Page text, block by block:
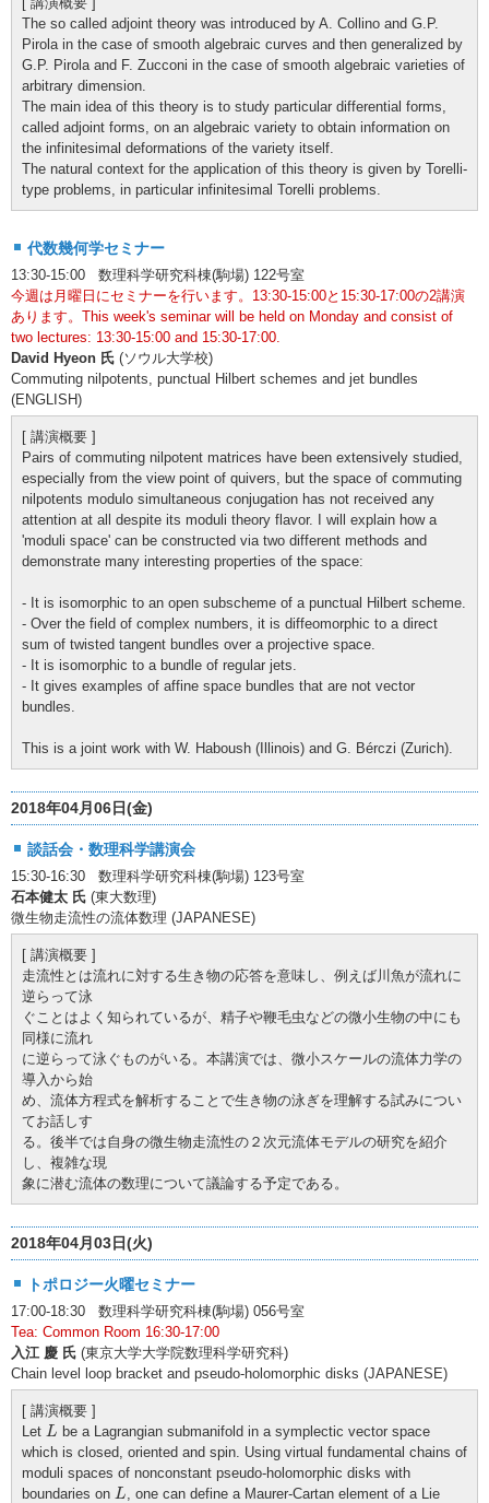
The so called adjoint theory was introduced by A. Collino and G.P.
Pirola in the case of smooth algebraic curves and then generalized by
G.P. Pirola and F. Zucconi in the case of smooth algebraic varieties of
arbitrary dimension.
The main idea of this theory is to study particular differential forms,
called adjoint forms, on an algebraic variety to obtain information on
the infinitesimal deformations of the variety itself.
The natural context for the application of this theory is given by Torelli-
type problems, in particular infinitesimal Torelli problems.
代数幾何学セミナー
13:30-15:00 数理科学研究科棟(駒場) 122号室
今週は月曜日にセミナーを行います。13:30-15:00と15:30-17:00の2講演
あります。This week's seminar will be held on Monday and consist of
two lectures: 13:30-15:00 and 15:30-17:00.
David Hyeon 氏 (ソウル大学校)
Commuting nilpotents, punctual Hilbert schemes and jet bundles
(ENGLISH)
[ 講演概要 ]
Pairs of commuting nilpotent matrices have been extensively studied,
especially from the view point of quivers, but the space of commuting
nilpotents modulo simultaneous conjugation has not received any
attention at all despite its moduli theory flavor. I will explain how a
'moduli space' can be constructed via two different methods and
demonstrate many interesting properties of the space:
- It is isomorphic to an open subscheme of a punctual Hilbert scheme.
- Over the field of complex numbers, it is diffeomorphic to a direct
sum of twisted tangent bundles over a projective space.
- It is isomorphic to a bundle of regular jets.
- It gives examples of affine space bundles that are not vector
bundles.
This is a joint work with W. Haboush (Illinois) and G. Bérczi (Zurich).
2018年04月06日(金)
談話会・数理科学講演会
15:30-16:30 数理科学研究科棟(駒場) 123号室
石本健太 氏 (東大数理)
微生物走流性の流体数理 (JAPANESE)
[ 講演概要 ]
走流性とは流れに対する生き物の応答を意味し、例えば川魚が流れに
逆らって泳
ぐことはよく知られているが、精子や鞭毛虫などの微小生物の中にも
同様に流れ
に逆らって泳ぐものがいる。本講演では、微小スケールの流体力学の
導入から始
め、流体方程式を解析することで生き物の泳ぎを理解する試みについ
てお話しす
る。後半では自身の微生物走流性の２次元流体モデルの研究を紹介
し、複雑な現
象に潜む流体の数理について議論する予定である。
2018年04月03日(火)
トポロジー火曜セミナー
17:00-18:30 数理科学研究科棟(駒場) 056号室
Tea: Common Room 16:30-17:00
入江 慶 氏 (東京大学大学院数理科学研究科)
Chain level loop bracket and pseudo-holomorphic disks (JAPANESE)
[ 講演概要 ]
Let L
L be a Lagrangian submanifold in a symplectic vector space
which is closed, oriented and spin. Using virtual fundamental chains of
moduli spaces of nonconstant pseudo-holomorphic disks with
boundaries on L
L
, one can define a Maurer-Cartan element of a Lie